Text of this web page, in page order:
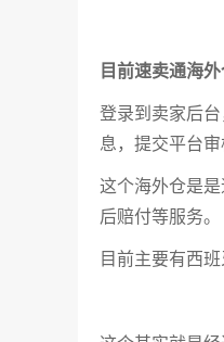
目前速卖通海
登录到卖家后
息，提交平台
这个海外仓是
后赔付等服务。
目前主要有西